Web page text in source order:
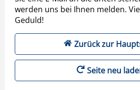
werden uns bei Ihnen melden.
Geduld!
Zurück zur
Seite neu